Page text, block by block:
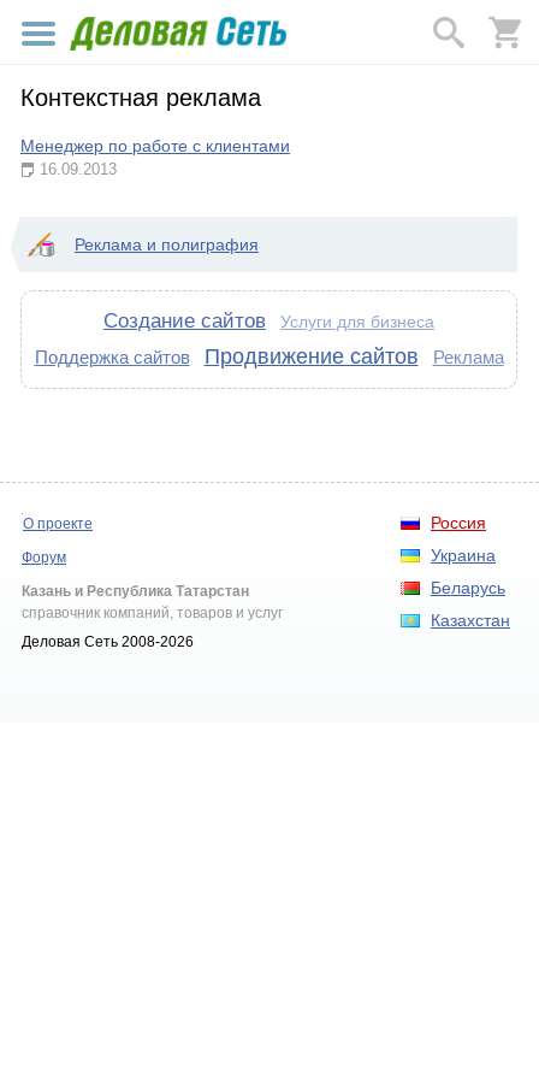
Контекстная реклама
Менеджер по работе с клиентами
16.09.2013
Реклама и полиграфия
Создание сайтов Услуги для бизнеса
Поддержка сайтов Продвижение сайтов Реклама
Россия
Украина
Беларусь
Казахстан
О проекте
Форум
Казань и Республика Татарстан
справочник компаний, товаров и услуг
Деловая Сеть 2008-2026